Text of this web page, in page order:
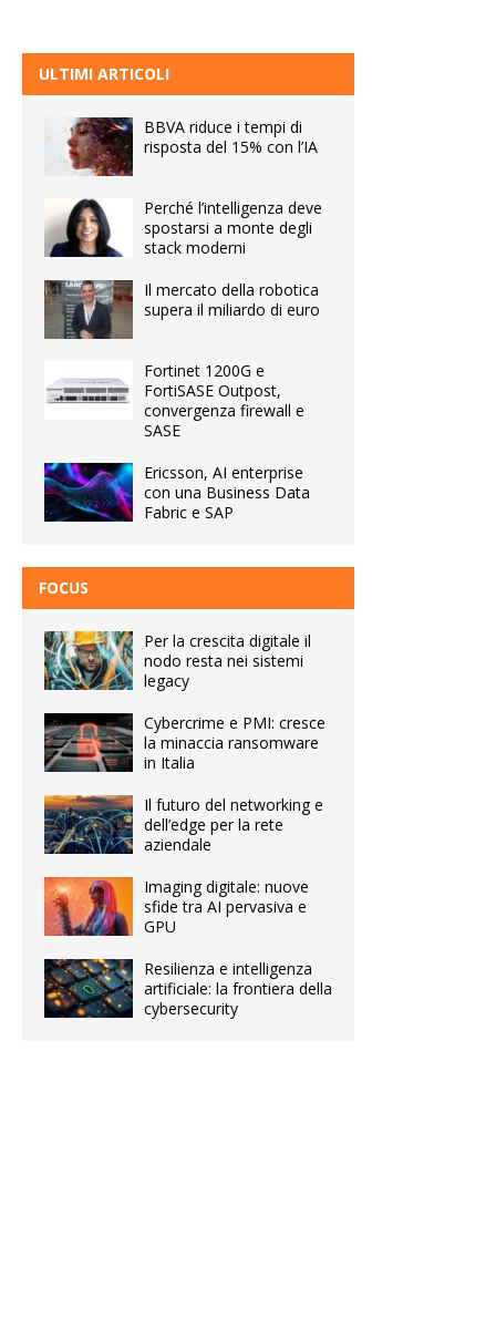
ULTIMI ARTICOLI
BBVA riduce i tempi di
risposta del 15% con l’IA
Perché l’intelligenza deve
spostarsi a monte degli
stack moderni
Il mercato della robotica
supera il miliardo di euro
Fortinet 1200G e
FortiSASE Outpost,
convergenza firewall e
SASE
Ericsson, AI enterprise
con una Business Data
Fabric e SAP
FOCUS
Per la crescita digitale il
nodo resta nei sistemi
legacy
Cybercrime e PMI: cresce
la minaccia ransomware
in Italia
Il futuro del networking e
dell’edge per la rete
aziendale
Imaging digitale: nuove
sfide tra AI pervasiva e
GPU
Resilienza e intelligenza
artificiale: la frontiera della
cybersecurity